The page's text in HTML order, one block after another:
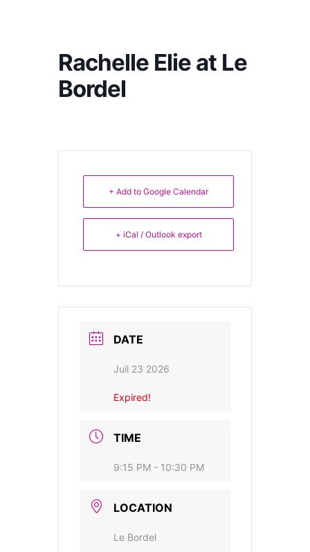
Rachelle Elie at Le
Bordel
+ Add to Google Calendar
+ iCal / Outlook export
DATE
Juil 23 2026
Expired!
TIME
9:15 PM - 10:30 PM
LOCATION
Le Bordel